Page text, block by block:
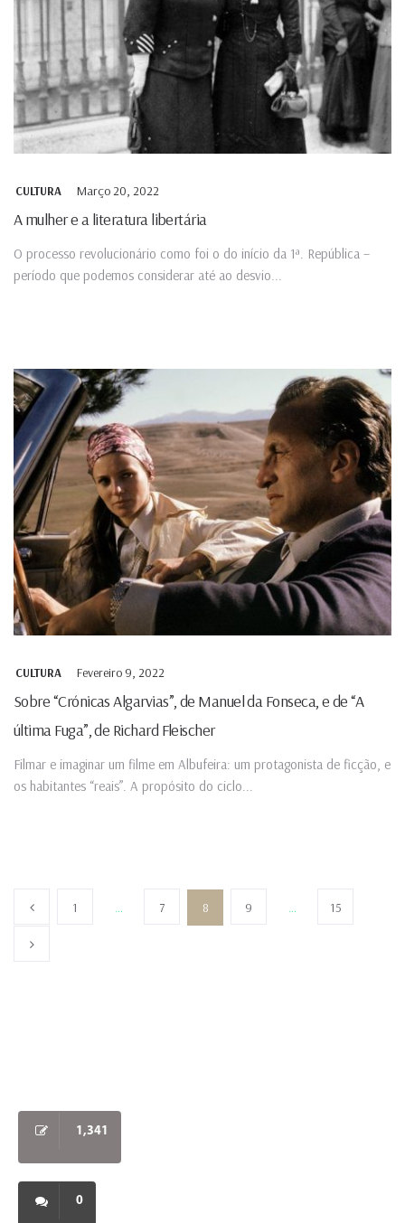
CULTURA Março 20, 2022
A mulher e a literatura libertária
O processo revolucionário como foi o do início da 1ª. República –
período que podemos considerar até ao desvio...
CULTURA Fevereiro 9, 2022
Sobre “Crónicas Algarvias”, de Manuel da Fonseca, e de “A
última Fuga”, de Richard Fleischer
Filmar e imaginar um filme em Albufeira: um protagonista de ficção, e
os habitantes “reais”. A propósito do ciclo...
1 … 7 8 9 … 15
1,341
0